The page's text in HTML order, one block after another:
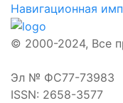
Навигационная
© 2000-2024, Все
Эл № ФС77-73983
ISSN: 2658-3577